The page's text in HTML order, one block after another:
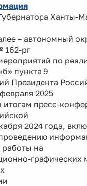
Ханты-
– автономный
162-рг
по
пункта 9
Президента
2025
пресс-
2024 года,
работы на
графических